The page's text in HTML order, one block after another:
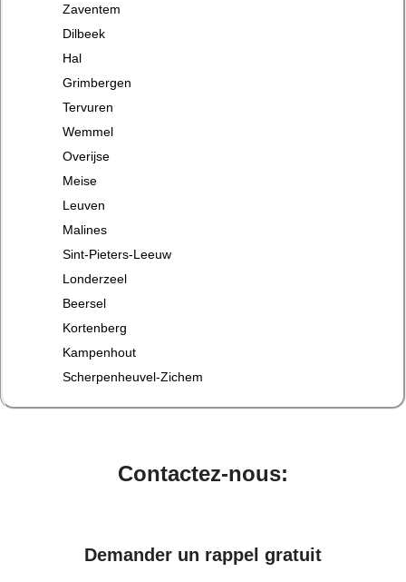
Zaventem
Dilbeek
Hal
Grimbergen
Tervuren
Wemmel
Overijse
Meise
Leuven
Malines
Sint-Pieters-Leeuw
Londerzeel
Beersel
Kortenberg
Kampenhout
Scherpenheuvel-Zichem
Contactez-nous:
Demander un rappel gratuit